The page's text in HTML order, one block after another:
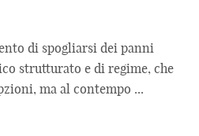
di spogliarsi dei panni
strutturato e di regime, che
ma al contempo ...